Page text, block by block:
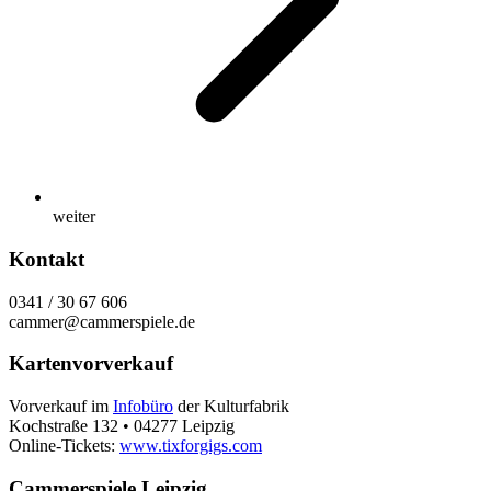
weiter
Kontakt
0341 / 30 67 606
cammer@cammerspiele.de
Kartenvorverkauf
Vorverkauf im Infobüro der Kulturfabrik
Kochstraße 132 • 04277 Leipzig
Online-Tickets: www.tixforgigs.com